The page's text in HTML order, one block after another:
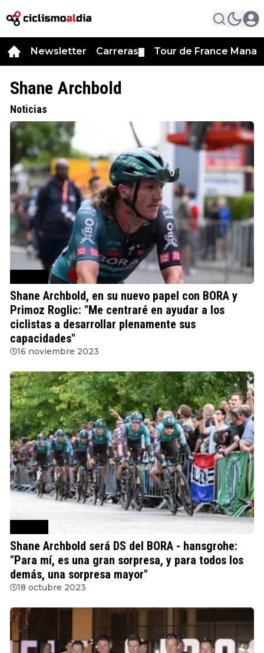
Newsletter Carreras Tour de France
Shane Archbold
Noticias
Shane Archbold, en su nuevo papel con BORA y
Primoz Roglic: "Me centraré en ayudar a los
ciclistas a desarrollar plenamente sus
capacidades"
16 noviembre 2023
Shane Archbold será DS del BORA - hansgrohe:
"Para mí, es una gran sorpresa, y para todos los
demás, una sorpresa mayor"
18 octubre 2023